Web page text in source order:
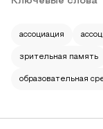
ассоциация
зрительная память
образовательная